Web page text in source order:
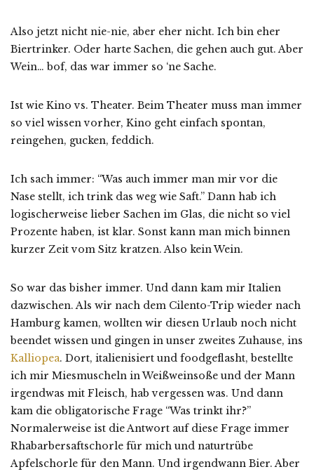
Also jetzt nicht nie-nie, aber eher nicht. Ich bin eher
Biertrinker. Oder harte Sachen, die gehen auch gut. Aber
Wein… bof, das war immer so ‘ne Sache.
Ist wie Kino vs. Theater. Beim Theater muss man immer
so viel wissen vorher, Kino geht einfach spontan,
reingehen, gucken, feddich.
Ich sach immer: “Was auch immer man mir vor die
Nase stellt, ich trink das weg wie Saft.” Dann hab ich
logischerweise lieber Sachen im Glas, die nicht so viel
Prozente haben, ist klar. Sonst kann man mich binnen
kurzer Zeit vom Sitz kratzen. Also kein Wein.
So war das bisher immer. Und dann kam mir Italien
dazwischen. Als wir nach dem Cilento-Trip wieder nach
Hamburg kamen, wollten wir diesen Urlaub noch nicht
beendet wissen und gingen in unser zweites Zuhause, ins
Kalliopea. Dort, italienisiert und foodgeflasht, bestellte
ich mir Miesmuscheln in Weißweinsoße und der Mann
irgendwas mit Fleisch, hab vergessen was. Und dann
kam die obligatorische Frage “Was trinkt ihr?”
Normalerweise ist die Antwort auf diese Frage immer
Rhabarbersaftschorle für mich und naturtrübe
Apfelschorle für den Mann. Und irgendwann Bier. Aber